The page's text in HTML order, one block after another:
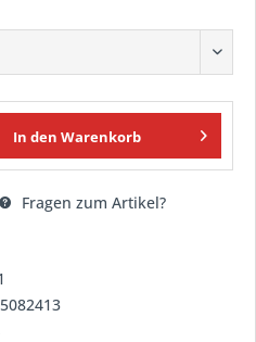
In den Warenkorb
Fragen zum Artikel?